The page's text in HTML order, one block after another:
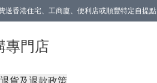
香港住宅、工商廈、便利店或順豐特定自提點
專門店
退貨及退款政策